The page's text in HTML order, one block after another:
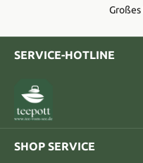
SERVICE-HOTLINE
SHOP SERVICE